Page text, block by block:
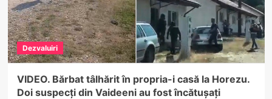
Dezvaluiri
VIDEO. Bărbat tâlhărit în propria-i casă la Horezu.
Doi suspecți din Vaideeni au fost încătușați